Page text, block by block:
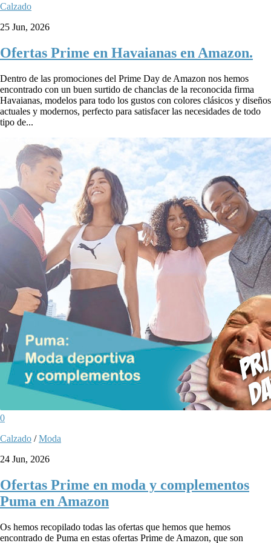
Calzado
25 Jun, 2026
Ofertas Prime en Havaianas en Amazon.
Dentro de las promociones del Prime Day de Amazon nos hemos
encontrado con un buen surtido de chanclas de la reconocida firma
Havaianas, modelos para todo los gustos con colores clásicos y diseños
actuales y modernos, perfecto para satisfacer las necesidades de todo
tipo de...
0
Calzado /Moda
24 Jun, 2026
Ofertas Prime en moda y complementos
Puma en Amazon
Os hemos recopilado todas las ofertas que hemos que hemos
encontrado de Puma en estas ofertas Prime de Amazon, que son